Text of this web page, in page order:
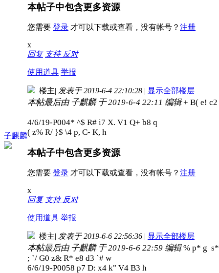
本帖子中包含更多资源
您需要 登录 才可以下载或查看，没有帐号？ 注册
x
回复 支持 反对
使用道具 举报
子麒麟
楼主| 发表于 2019-6-4 22:10:28 | 显示全部楼层
本帖最后由 子麒麟 于 2019-6-4 22:11 编辑+ B( e!
4/6/19-P004* ^$ R# i7 X. V1 Q+ b8 q
( z% R/ }$ \4 p, C- K, h
本帖子中包含更多资源
您需要 登录 才可以下载或查看，没有帐号？ 注册
x
回复 支持 反对
使用道具 举报
楼主| 发表于 2019-6-6 22:56:36 | 显示全部楼层
本帖最后由 子麒麟 于 2019-6-6 22:59 编辑% p* g
; `/ G0 z& R* e8 d3 `# w
6/6/19-P0058 p7 D: x4 k" V4 B3 h